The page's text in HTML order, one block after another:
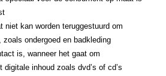
niet kan worden teruggestuurd om
zoals ondergoed en badkleding
is, wanneer het gaat om
digitale inhoud zoals dvd’s of cd’s